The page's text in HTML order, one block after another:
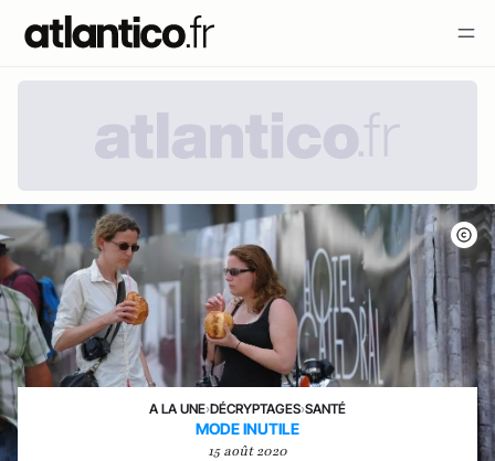
A LA UNE›DÉCRYPTAGES›SANTÉ
MODE INUTILE
15 août 2020